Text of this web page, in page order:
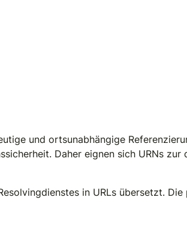
und ortsunabhängige
Daher eignen sich URNs
in URLs übersetzt.